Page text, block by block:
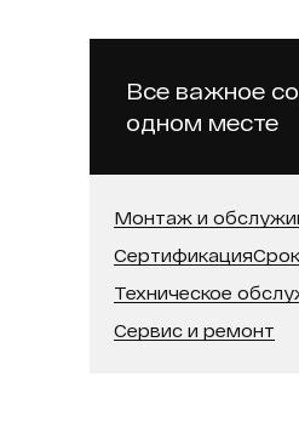
Модель процессора:
Встроенная память (SSD):
Оперативная память:
Диагональ:
Все важное
одном месте
Монтаж и
Сертификация
Техническое
Сервис и ремонт